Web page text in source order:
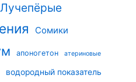
Лучепёрые
Сомики
апоногетон атериновые
водородный показатель